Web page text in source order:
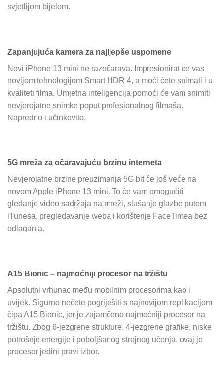
svjetlijom bijelom.
Zapanjujuća kamera za najljepše uspomene
Novi iPhone 13 mini ne razočarava. Impresionirat će vas
novijom tehnologijom Smart HDR 4, a moći ćete snimati i u
kvaliteti filma. Umjetna inteligencija pomoći će vam snimiti
nevjerojatne snimke poput profesionalnog filmaša.
Napredno i učinkovito.
5G mreža za očaravajuću brzinu interneta
Nevjerojatne brzine preuzimanja 5G bit će još veće na
novom Apple iPhone 13 mini. To će vam omogućiti
gledanje video sadržaja na mreži, slušanje glazbe putem
iTunesa, pregledavanje weba i korištenje FaceTimea bez
odlaganja.
A15 Bionic – najmoćniji procesor na tržištu
Apsolutni vrhunac među mobilnim procesorima kao i
uvijek. Sigurno nećete pogriješiti s najnovijom replikacijom
čipa A15 Bionic, jer je zajamčeno najmoćniji procesor na
tržištu. Zbog 6-jezgrene strukture, 4-jezgrene grafike, niske
potrošnje energije i poboljšanog strojnog učenja, ovaj je
procesor jedini pravi izbor.